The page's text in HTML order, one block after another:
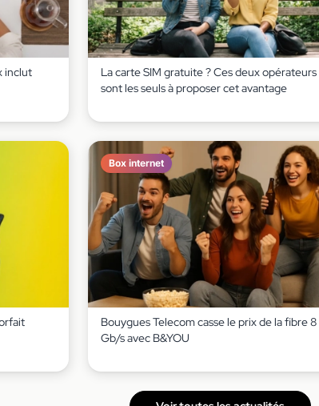
inclut
La carte SIM gratuite ? Ces deux opérateurs
sont les seuls à proposer cet avantage
Box internet
Bouygues Telecom casse le prix de la fibre 8
Gb/s avec B&YOU